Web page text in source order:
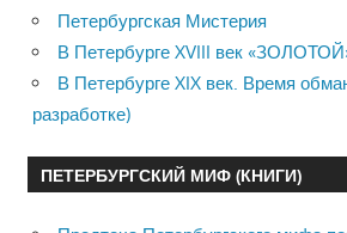
Петербургская Мистерия
В Петербурге XVIII век
В Петербурге XIX век. Время
разработке)
ПЕТЕРБУРГСКИЙ МИФ (КНИГИ)